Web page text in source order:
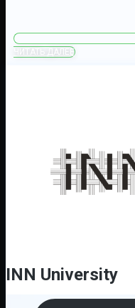
ЧИТАТЬ ДАЛЕЕ
INN University